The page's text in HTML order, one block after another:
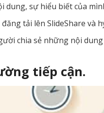
sự hiểu biết của
tải lên SlideShare và
chia sẻ những nội
tiếp cận.